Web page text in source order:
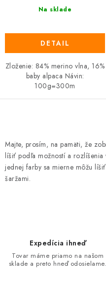
Na sklade
DETAIL
Zloženie: 84% merino vlna, 16%
baby alpaca Návin:
100g=300m
v
l
á
d
v
Majte, prosím, na pamäti, že
líšiť podľa možností a rozlíšenia
jednej farby sa mierne môžu
šaržami.
Expedícia ihneď
Tovar máme priamo na našom
sklade a preto hneď odosielame.